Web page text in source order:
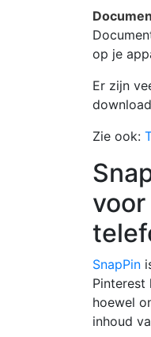
op je
Er zijn
Zie ook:
SnapPin
Pinterest
hoewel
inhoud